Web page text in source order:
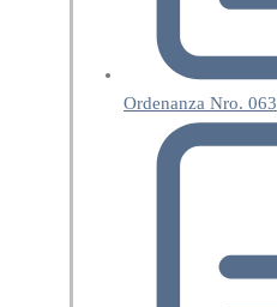
Ordenanza Nro. 063